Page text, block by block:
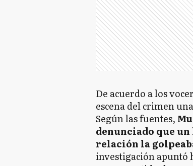
De acuerdo a los
escena del crimen
Según las fuentes,
denunciado que
relación la
investigación apuntó